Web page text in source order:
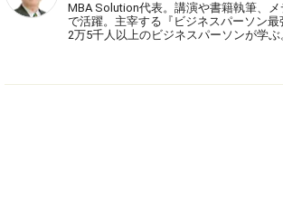
MBA Solution代表。講演や書籍執筆、
で活躍。主宰する『ビジネスパーソン
2万5千人以上のビジネスパーソンが学ぶ